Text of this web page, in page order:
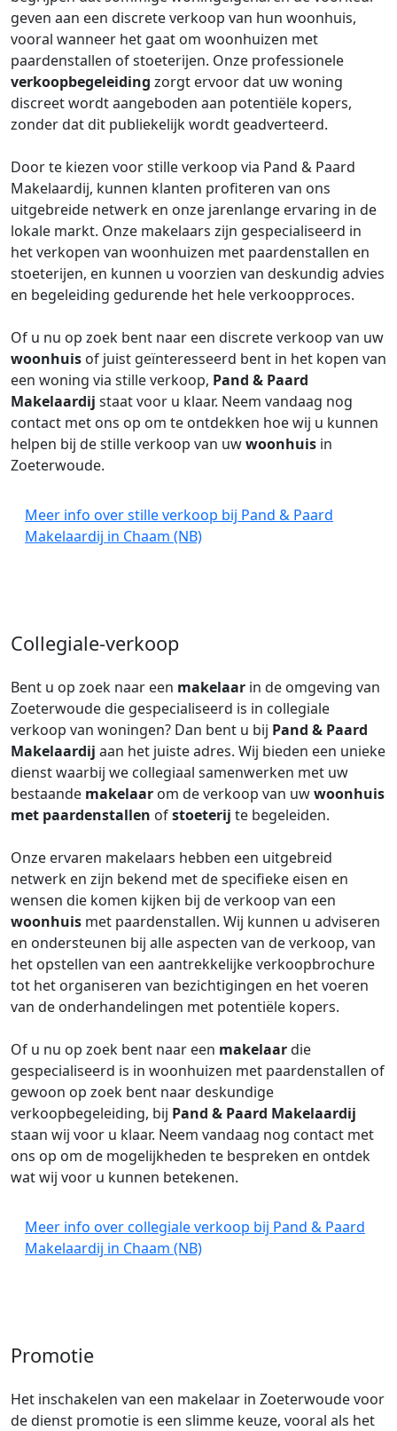
geven aan een discrete verkoop van hun woonhuis,
vooral wanneer het gaat om woonhuizen met
paardenstallen of stoeterijen. Onze professionele
verkoopbegeleiding zorgt ervoor dat uw woning
discreet wordt aangeboden aan potentiële kopers,
zonder dat dit publiekelijk wordt geadverteerd.
Door te kiezen voor stille verkoop via Pand & Paard
Makelaardij, kunnen klanten profiteren van ons
uitgebreide netwerk en onze jarenlange ervaring in de
lokale markt. Onze makelaars zijn gespecialiseerd in
het verkopen van woonhuizen met paardenstallen en
stoeterijen, en kunnen u voorzien van deskundig advies
en begeleiding gedurende het hele verkoopproces.
Of u nu op zoek bent naar een discrete verkoop van uw
woonhuis of juist geïnteresseerd bent in het kopen van
een woning via stille verkoop, Pand & Paard
Makelaardij staat voor u klaar. Neem vandaag nog
contact met ons op om te ontdekken hoe wij u kunnen
helpen bij de stille verkoop van uwwoonhuis in
Zoeterwoude.
Meer info over stille verkoop bij Pand & Paard
Makelaardij in Chaam (NB)
Collegiale-verkoop
Bent u op zoek naar een makelaar in de omgeving van
Zoeterwoude die gespecialiseerd is in collegiale
verkoop van woningen? Dan bent u bij Pand & Paard
Makelaardij aan het juiste adres. Wij bieden een unieke
dienst waarbij we collegiaal samenwerken met uw
bestaande makelaar om de verkoop van uwwoonhuis
met paardenstallen ofstoeterij te begeleiden.
Onze ervaren makelaars hebben een uitgebreid
netwerk en zijn bekend met de specifieke eisen en
wensen die komen kijken bij de verkoop van een
woonhuis met paardenstallen. Wij kunnen u adviseren
en ondersteunen bij alle aspecten van de verkoop, van
het opstellen van een aantrekkelijke verkoopbrochure
tot het organiseren van bezichtigingen en het voeren
van de onderhandelingen met potentiële kopers.
Of u nu op zoek bent naar een makelaardie
gespecialiseerd is in woonhuizen met paardenstallen of
gewoon op zoek bent naar deskundige
verkoopbegeleiding, bij Pand & Paard Makelaardij
staan wij voor u klaar. Neem vandaag nog contact met
ons op om de mogelijkheden te bespreken en ontdek
wat wij voor u kunnen betekenen.
Meer info over collegiale verkoop bij Pand & Paard
Makelaardij in Chaam (NB)
Promotie
Het inschakelen van een makelaar in Zoeterwoude voor
de dienst promotie is een slimme keuze, vooral als het